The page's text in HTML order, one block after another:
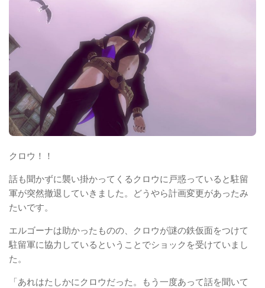
クロウ！！
話も聞かずに襲い掛かってくるクロウに戸惑っていると駐留
軍が突然撤退していきました。どうやら計画変更があったみ
たいです。
エルゴーナは助かったものの、クロウが謎の鉄仮面をつけて
駐留軍に協力しているということでショックを受けていまし
た。
「あれはたしかにクロウだった。もう一度あって話を聞いて